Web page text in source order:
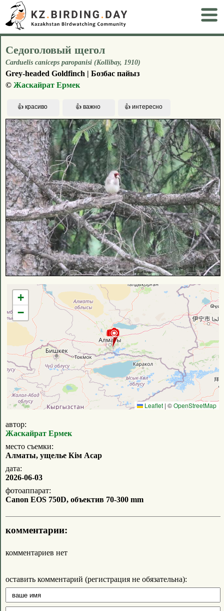
Седоголовый щегол
Carduelis caniceps paropanisi (Kollibay, 1910)
Grey-headed Goldfinch | Бозбас пайыз
© Жаскайрат Ермек
+
−
Leaflet | ©OpenStreetMap
автор:
Жаскайрат Ермек
место съемки:
Алматы, ущелье Кім Асар
дата:
2026-06-03
фотоаппарат:
Canon EOS 750D, объектив 70-300 mm
комментарии:
комментариев нет
оставить комментарий (регистрация не обязательна):